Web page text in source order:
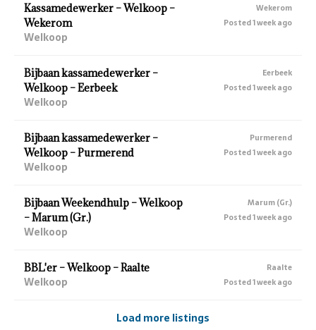
Kassamedewerker – Welkoop –
Wekerom
Welkoop
Wekerom
Posted 1 week ago
Bijbaan kassamedewerker –
Welkoop – Eerbeek
Welkoop
Eerbeek
Posted 1 week ago
Bijbaan kassamedewerker –
Welkoop – Purmerend
Welkoop
Purmerend
Posted 1 week ago
Bijbaan Weekendhulp – Welkoop
– Marum (Gr.)
Welkoop
Marum (Gr.)
Posted 1 week ago
BBL'er – Welkoop – Raalte
Welkoop
Raalte
Posted 1 week ago
Load more listings